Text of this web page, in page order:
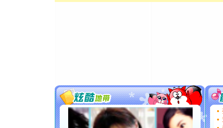
要平安！
[圣诞节]
能正大光
都要快乐
[圣诞节]